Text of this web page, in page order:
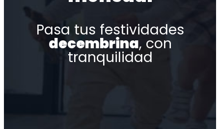
Pasa tus festividades
decembrina, con
tranquilidad